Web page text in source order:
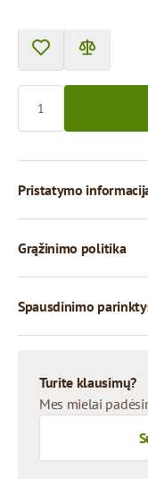
Pristatymo
Grąžinimo politika
Spausdinimo
Turite klausimų?
Mes mielai